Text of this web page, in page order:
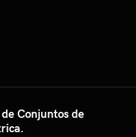
Conjuntos de